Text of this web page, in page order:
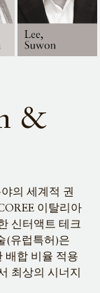
&
의 세계적 권
이탈리아
신터액트 테크
(유럽특허)은
배합 비율 적용
최상의 시너지